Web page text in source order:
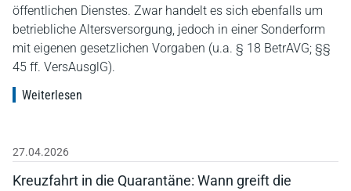
öffentlichen Dienstes. Zwar handelt es sich ebenfalls um
betriebliche Altersversorgung, jedoch in einer Sonderform
mit eigenen gesetzlichen Vorgaben (u.a. § 18 BetrAVG; §§
45 ff. VersAusglG).
Weiterlesen
27.04.2026
Kreuzfahrt in die Quarantäne: Wann greift die